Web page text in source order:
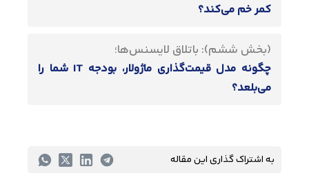
کمر خم می‌کند؟
(بخش ششم): باتلاق لایسنس‌ها؛
چگونه مدل قیمت‌گذاری ماژولار، بودجه IT شما را
می‌بلعد؟
به اشتراک گذاری این مقاله